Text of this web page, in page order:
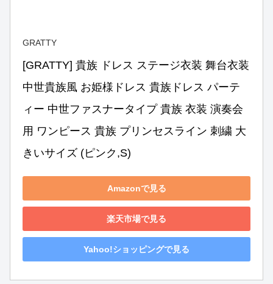
GRATTY
[GRATTY] 貴族 ドレス ステージ衣装 舞台衣装
中世貴族風 お姫様ドレス 貴族ドレス パーテ
ィー 中世ファスナータイプ 貴族 衣装 演奏会
用 ワンピース 貴族 プリンセスライン 刺繍 大
きいサイズ (ピンク,S)
Amazonで見る
楽天市場で見る
Yahoo!ショッピングで見る